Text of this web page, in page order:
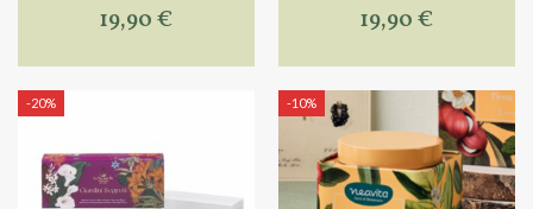
19,90 € 19,90 €
-20% -10%